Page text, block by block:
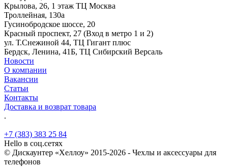
Крылова, 26, 1 этаж ТЦ Москва
Троллейная, 130а
Гусинобродское шоссе, 20
Красный проспект, 27 (Вход в метро 1 и 2)
ул. Т.Снежиной 44, ТЦ Гигант плюс
Бердск, Ленина, 41Б, ТЦ Сибирский Версаль
Новости
О компании
Вакансии
Статьи
Контакты
Доставка и возврат товара
.
+7 (383) 383 25 84
Hello в соц.сетях
© Дискаунтер «Хеллоу» 2015-2026 - Чехлы и аксессуары для
телефонов